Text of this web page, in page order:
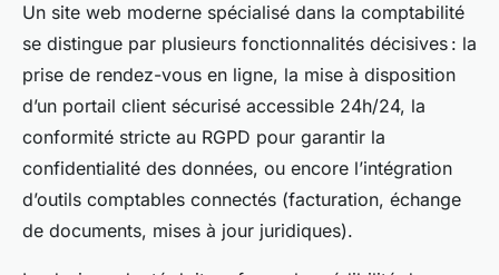
Un site web moderne spécialisé dans la comptabilité
se distingue par plusieurs fonctionnalités décisives : la
prise de rendez-vous en ligne, la mise à disposition
d’un portail client sécurisé accessible 24h/24, la
conformité stricte au RGPD pour garantir la
confidentialité des données, ou encore l’intégration
d’outils comptables connectés (facturation, échange
de documents, mises à jour juridiques).